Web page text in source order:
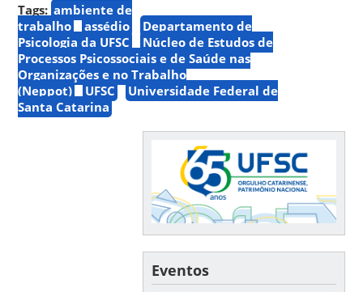
Tags: ambiente de
trabalho
assédio
Departamento de
Psicologia da UFSC
Núcleo de Estudos de
Processos Psicossociais e de Saúde nas
Organizações e no Trabalho
(Neppot)
UFSC
Universidade Federal de
Santa Catarina
Eventos